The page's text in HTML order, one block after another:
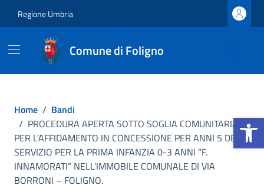
Apri la
Regione Umbria
Comune di Foligno
Home / Bandi
/ PROCEDURA APERTA SOTTO SOGLIA COMUNITARIA
PER L’AFFIDAMENTO IN CONCESSIONE PER ANNI 5 DEL
SERVIZIO PER LA PRIMA INFANZIA 0-3 ANNI “F.
INNAMORATI” NELL’IMMOBILE COMUNALE DI VIA
BORRONI – FOLIGNO.